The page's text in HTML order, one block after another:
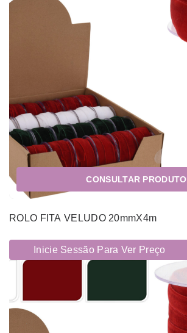
CONSULTAR PRODUTO
ROLO FITA VELUDO 20mmX4m
Inicie Sessão Para Ver Preço